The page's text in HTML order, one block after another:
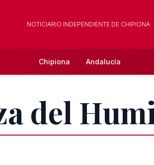
NOTICIARIO INDEPENDIENTE DE CHIPIONA
Chipiona Andalucía
del